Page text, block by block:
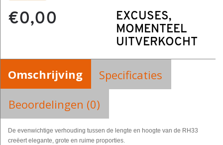
€0,00
EXCUSES,
MOMENTEEL
UITVERKOCHT
Omschrijving
Specificaties
Beoordelingen (0)
De evenwichtige verhouding tussen de lengte en hoogte van de RH33
creëert elegante, grote en ruime proporties.